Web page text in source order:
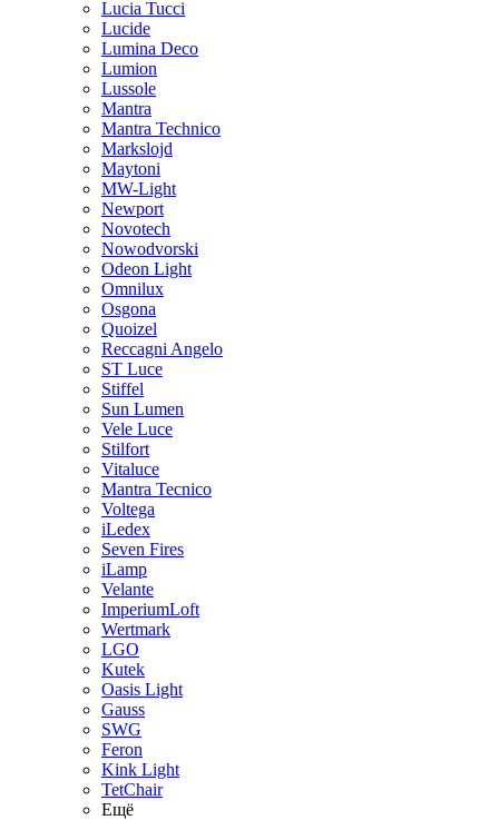
Lucia Tucci
Lucide
Lumina Deco
Lumion
Lussole
Mantra
Mantra Technico
Markslojd
Maytoni
MW-Light
Newport
Novotech
Nowodvorski
Odeon Light
Omnilux
Osgona
Quoizel
Reccagni Angelo
ST Luce
Stiffel
Sun Lumen
Vele Luce
Stilfort
Vitaluce
Mantra Tecnico
Voltega
iLedex
Seven Fires
iLamp
Velante
ImperiumLoft
Wertmark
LGO
Kutek
Oasis Light
Gauss
SWG
Feron
Kink Light
TetСhair
Ещё